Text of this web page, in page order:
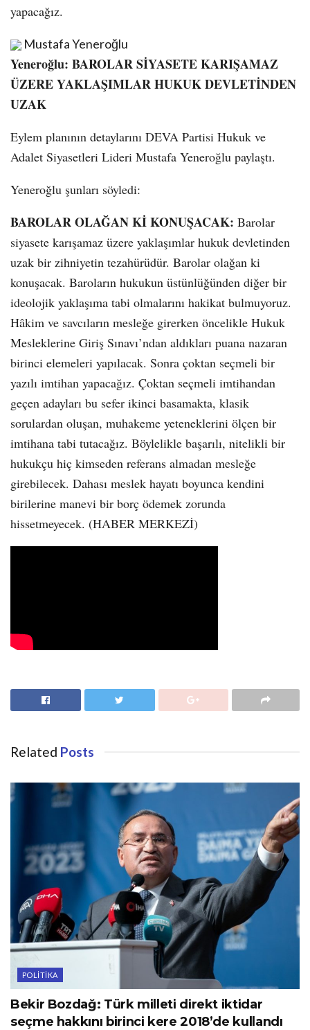
yapacağız.
Mustafa Yeneroğlu
Yeneroğlu: BAROLAR SİYASETE KARIŞAMAZ
ÜZERE YAKLAŞIMLAR HUKUK DEVLETİNDEN
UZAK
Eylem planının detaylarını DEVA Partisi Hukuk ve
Adalet Siyasetleri Lideri Mustafa Yeneroğlu paylaştı.
Yeneroğlu şunları söyledi:
BAROLAR OLAĞAN Kİ KONUŞACAK: Barolar
siyasete karışamaz üzere yaklaşımlar hukuk devletinden
uzak bir zihniyetin tezahürüdür. Barolar olağan ki
konuşacak. Baroların hukukun üstünlüğünden diğer bir
ideolojik yaklaşıma tabi olmalarını hakikat bulmuyoruz.
Hâkim ve savcıların mesleğe girerken öncelikle Hukuk
Mesleklerine Giriş Sınavı’ndan aldıkları puana nazaran
birinci elemeleri yapılacak. Sonra çoktan seçmeli bir
yazılı imtihan yapacağız. Çoktan seçmeli imtihandan
geçen adayları bu sefer ikinci basamakta, klasik
sorulardan oluşan, muhakeme yeteneklerini ölçen bir
imtihana tabi tutacağız. Böylelikle başarılı, nitelikli bir
hukukçu hiç kimseden referans almadan mesleğe
girebilecek. Dahası meslek hayatı boyunca kendini
birilerine manevi bir borç ödemek zorunda
hissetmeyecek. (HABER MERKEZİ)
Related Posts
POLITIKA
Bekir Bozdağ: Türk milleti direkt iktidar
seçme hakkını birinci kere 2018’de kullandı